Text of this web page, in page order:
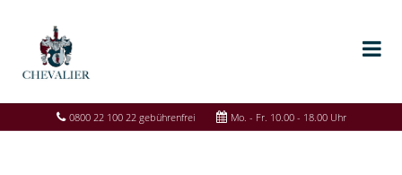
0800 22 100 22 gebührenfrei Mo. - Fr. 10.00 - 18.00 Uhr